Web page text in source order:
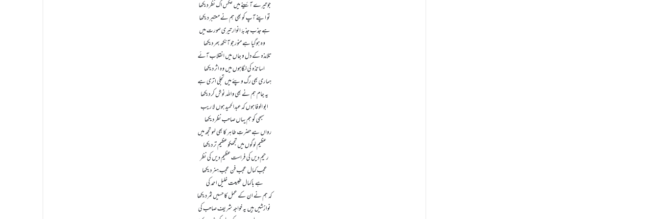
جو تیرے آئینے میں عکس اک نظر دیکھا
تو اپنے آپ کو بھی ہم نے معتبر دیکھا
ہے جذب جذبۂ انوار تیری صورت میں
وہ ہوگیا ہے منور جو آنکھ بھر دیکھا
تلامذہ کے دل و جاں میں انقلاب آئے
اساتذہ کی نگاہوں میں وہ اثر دیکھا
ہماری بھی رگ وپئے میں تجلی اتری ہے
یہ جام ہم نے بھی واللہ نوش کر دیکھا
ابو الوفا ہوں کہ عبدالحمید ہوں لا ریب
سبھی کو ہم یہاں صاحب نظر دیکھا
رواں ہے حضرتِ طاہر کا بھی لہو تجھ میں
عظیم لوگوں میں تجھکو عظیم تر دیکھا
رحیمِ دیں کی فراست عظیمِ دیں کی نظر
عجب کمال عجب فن عجب ہنر دیکھا
ہے باکمال طبیعت خلیل احمد کی
کہ ہم نے ان کے عمل کا حسیں ثمر دیکھا
نوازشیں ہیں یہ خواجہ شریف صاحب کی